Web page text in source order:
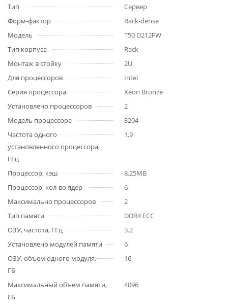
Тип
Сервер
Форм-фактор
Rack-dense
Модель
T50 D212FW
Тип корпуса
Rack
Монтаж в стойку
2U
Для процессоров
Intel
Серия процессора
Xeon Bronze
Установлено процессоров
2
Модель процессора
3204
Частота одного
установленного процессора,
ГГц
1.9
Процессор, кэш
8.25MB
Процессор, кол-во ядер
6
Максимально процессоров
2
Тип памяти
DDR4 ECC
ОЗУ, частота, ГГц
3.2
Установлено модулей памяти
6
ОЗУ, объем одного модуля,
ГБ
16
Максимальный объем памяти,
ГБ
4096